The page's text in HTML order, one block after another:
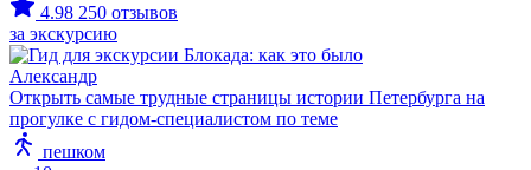
4.98 250 отзывов
за экскурсию
Александр
Открыть самые трудные страницы истории Петербурга на
прогулке с гидом-специалистом по теме
пешком